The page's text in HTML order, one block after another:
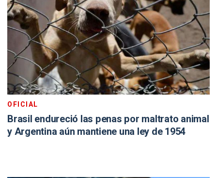
OFICIAL
Brasil endureció las penas por maltrato animal
y Argentina aún mantiene una ley de 1954